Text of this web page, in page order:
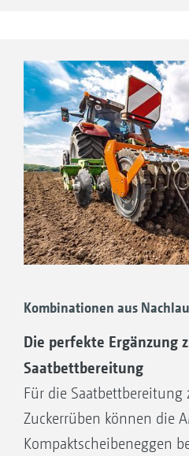
Alle Nachlaufwalzen der
Kompaktscheibeneggen
Instandsetzungsaufwand
ein Minimum reduziert.
Pendelrollenlager sorgen
Zuverlässigkeit und lange
Kombinationen aus
Die perfekte Ergänzung
Saatbettbereitung
Für die Saatbettbereitung
Zuckerrüben können die
Kompaktscheibeneggen